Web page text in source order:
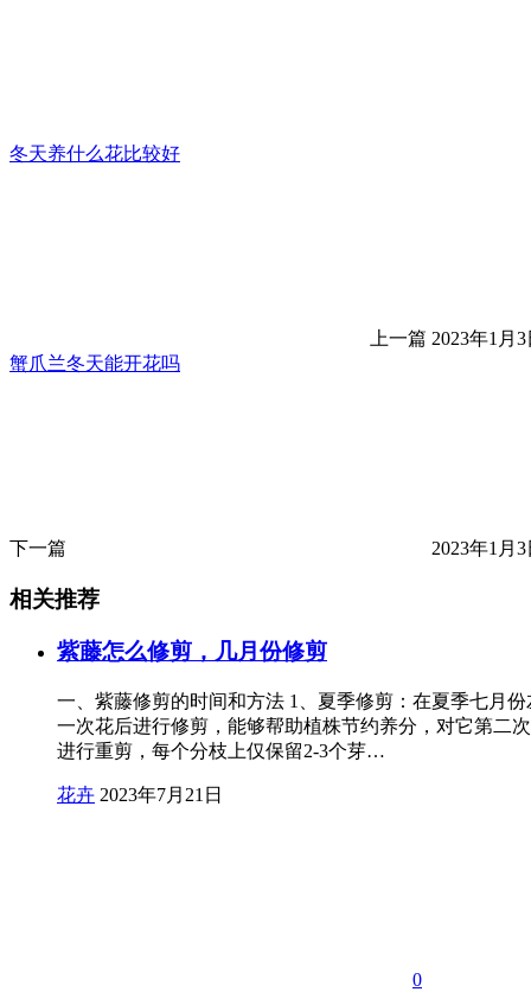
冬天养什么花比较好
上一篇 2023年1月3
蟹爪兰冬天能开花吗
下一篇 2023年1月3
相关推荐
紫藤怎么修剪，几月份修剪
一、紫藤修剪的时间和方法 1、夏季修剪：在夏季七月
一次花后进行修剪，能够帮助植株节约养分，对它第二
进行重剪，每个分枝上仅保留2-3个芽…
花卉 2023年7月21日
0